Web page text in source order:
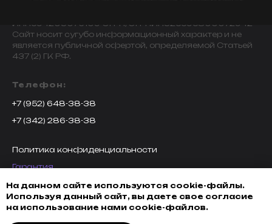
ИНН594203076109 ОГРН/ОГРНИП325595800072942
Сайт носит сугубо информационный характер и не
является публичной офертой, определяемой Статьей
437 (2) ГК РФ.
Телефон:
+7 (952) 648-38-38
+7 (342) 286-38-38
Политика конфиденциальности
Гарантия
Возврат товара
Доставка, оплата и кредитование
На данном сайте используются cookie-файлы.
Используя данный сайт, вы даете свое согласие
на использование нами cookie-файлов.